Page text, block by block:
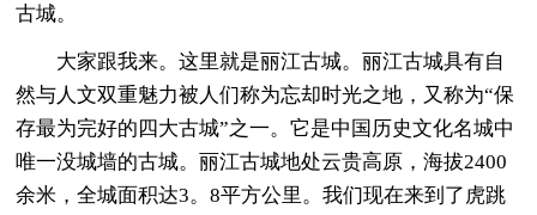
古城。
大家跟我来。这里就是丽江古城。丽江古城具有自
然与人文双重魅力被人们称为忘却时光之地，又称为“保
存最为完好的四大古城”之一。它是中国历史文化名城中
唯一没城墙的古城。丽江古城地处云贵高原，海拔2400
余米，全城面积达3。8平方公里。我们现在来到了虎跳